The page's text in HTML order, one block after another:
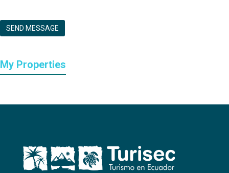
SEND MESSAGE
My Properties